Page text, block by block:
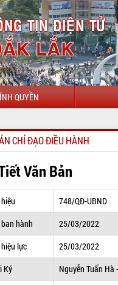
QUYỀN
CHỈ ĐẠO ĐIỀU HÀNH
Văn Bản
748/QĐ-UBND
hành
25/03/2022
lực
25/03/2022
Ký
Nguyễn Tuấn Hà